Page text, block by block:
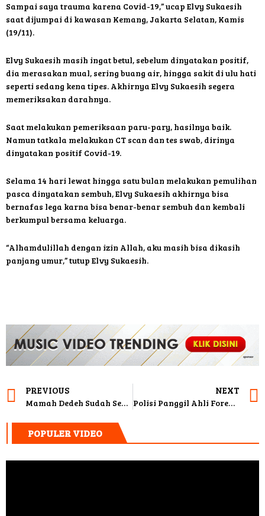
Sampai saya trauma karena Covid-19,” ucap Elvy Sukaesih
saat dijumpai di kawasan Kemang, Jakarta Selatan, Kamis
(19/11).
Elvy Sukaesih masih ingat betul, sebelum dinyatakan positif,
dia merasakan mual, sering buang air, hingga sakit di ulu hati
seperti sedang kena tipes. Akhirnya Elvy Sukaesih segera
memeriksakan darahnya.
Saat melakukan pemeriksaan paru-pary, hasilnya baik.
Namun tatkala melakukan CT scan dan tes swab, dirinya
dinyatakan positif Covid-19.
Selama 14 hari lewat hingga satu bulan melakukan pemulihan
pasca dinyatakan sembuh, Elvy Sukaesih akhirnya bisa
bernafas lega karna bisa benar-benar sembuh dan kembali
berkumpul bersama keluarga.
“Alhamdulillah dengan izin Allah, aku masih bisa dikasih
panjang umur,” tutup Elvy Sukaesih.
PREVIOUS
Mamah Dedeh Sudah Sembuh dan Bercanda
NEXT
Polisi Panggil Ahli Forensik Untuk Ketahui Pemeran Sebenarnya Video Syur Mirip Gisel
POPULER VIDEO